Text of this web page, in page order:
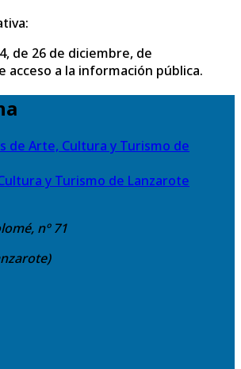
de 26 de diciembre, de
acceso a la información pública.
y Turismo de Lanzarote
nº 71